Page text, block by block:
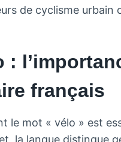
de cyclisme urbain
:
français
le mot « vélo » est
la langue distingue